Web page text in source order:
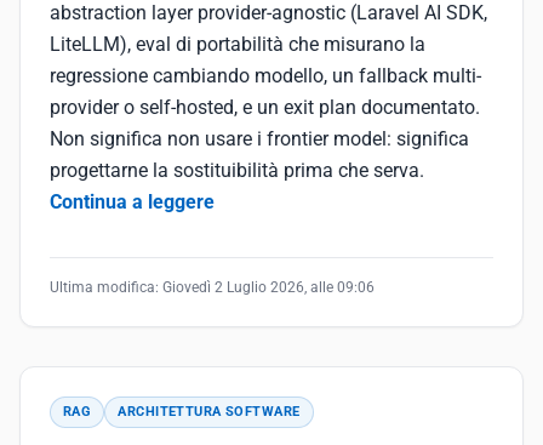
abstraction layer provider-agnostic (Laravel AI SDK,
LiteLLM), eval di portabilità che misurano la
regressione cambiando modello, un fallback multi-
provider o self-hosted, e un exit plan documentato.
Non significa non usare i frontier model: significa
progettarne la sostituibilità prima che serva.
Continua a leggere
Ultima modifica: Giovedì 2 Luglio 2026, alle 09:06
RAG ARCHITETTURA SOFTWARE